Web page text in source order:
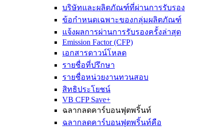
บริษัทและผลิตภัณฑ์ที่ผ่านการรับรอง
ข้อกำหนดเฉพาะของกลุ่มผลิตภัณฑ์
แจ้งผลการผ่านการรับรองครั้งล่าสุด
Emission Factor (CFP)
เอกสารดาวน์โหลด
รายชื่อที่ปรึกษา
รายชื่อหน่วยงานทวนสอบ
สิทธิประโยชน์
VB CFP Save+
ฉลากลดคาร์บอนฟุตพริ้นท์
ฉลากลดคาร์บอนฟุตพริ้นท์คือ